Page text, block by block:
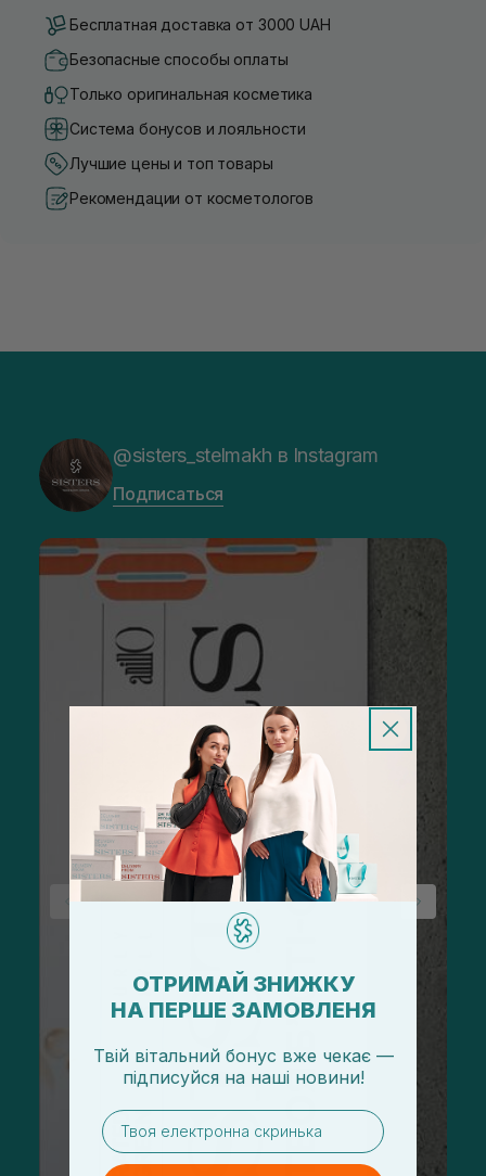
Бесплатная доставка от 3000 UAH
Безопасные способы оплаты
Только оригинальная косметика
Система бонусов и лояльности
Лучшие цены и топ товары
Рекомендации от косметологов
@sisters_stelmakh в Instagram
Подписаться
ОТРИМАЙ ЗНИЖКУ
НА ПЕРШЕ ЗАМОВЛЕНЯ
Твій вітальний бонус вже чекає —
підписуйся на наші новини!
email